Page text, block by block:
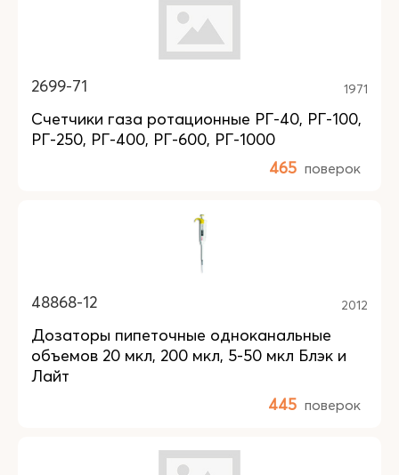
2699-71 1971
Счетчики газа ротационные РГ-40, РГ-100,
РГ-250, РГ-400, РГ-600, РГ-1000
465 поверок
48868-12 2012
Дозаторы пипеточные одноканальные
объемов 20 мкл, 200 мкл, 5-50 мкл Блэк и
Лайт
445 поверок